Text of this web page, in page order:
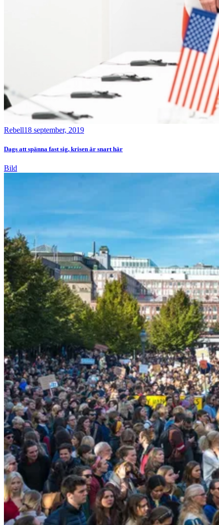
Rebell18 september, 2019
Dags att spänna fast sig, krisen är snart här
Bild